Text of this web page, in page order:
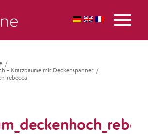
/
– Kratzbäume mit Deckenspanner /